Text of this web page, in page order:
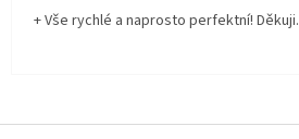
+ Vše rychlé a naprosto perfektní! Děkuji.